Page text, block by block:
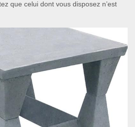
que celui dont vous disposez n’est